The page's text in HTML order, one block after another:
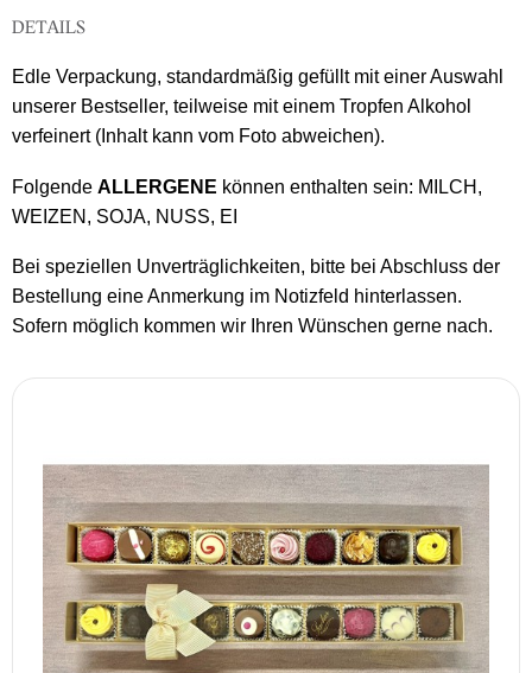
DETAILS
Edle Verpackung, standardmäßig gefüllt mit einer Auswahl
unserer Bestseller, teilweise mit einem Tropfen Alkohol
verfeinert (Inhalt kann vom Foto abweichen).
Folgende ALLERGENE können enthalten sein: MILCH,
WEIZEN, SOJA, NUSS, EI
Bei speziellen Unverträglichkeiten, bitte bei Abschluss der
Bestellung eine Anmerkung im Notizfeld hinterlassen.
Sofern möglich kommen wir Ihren Wünschen gerne nach.